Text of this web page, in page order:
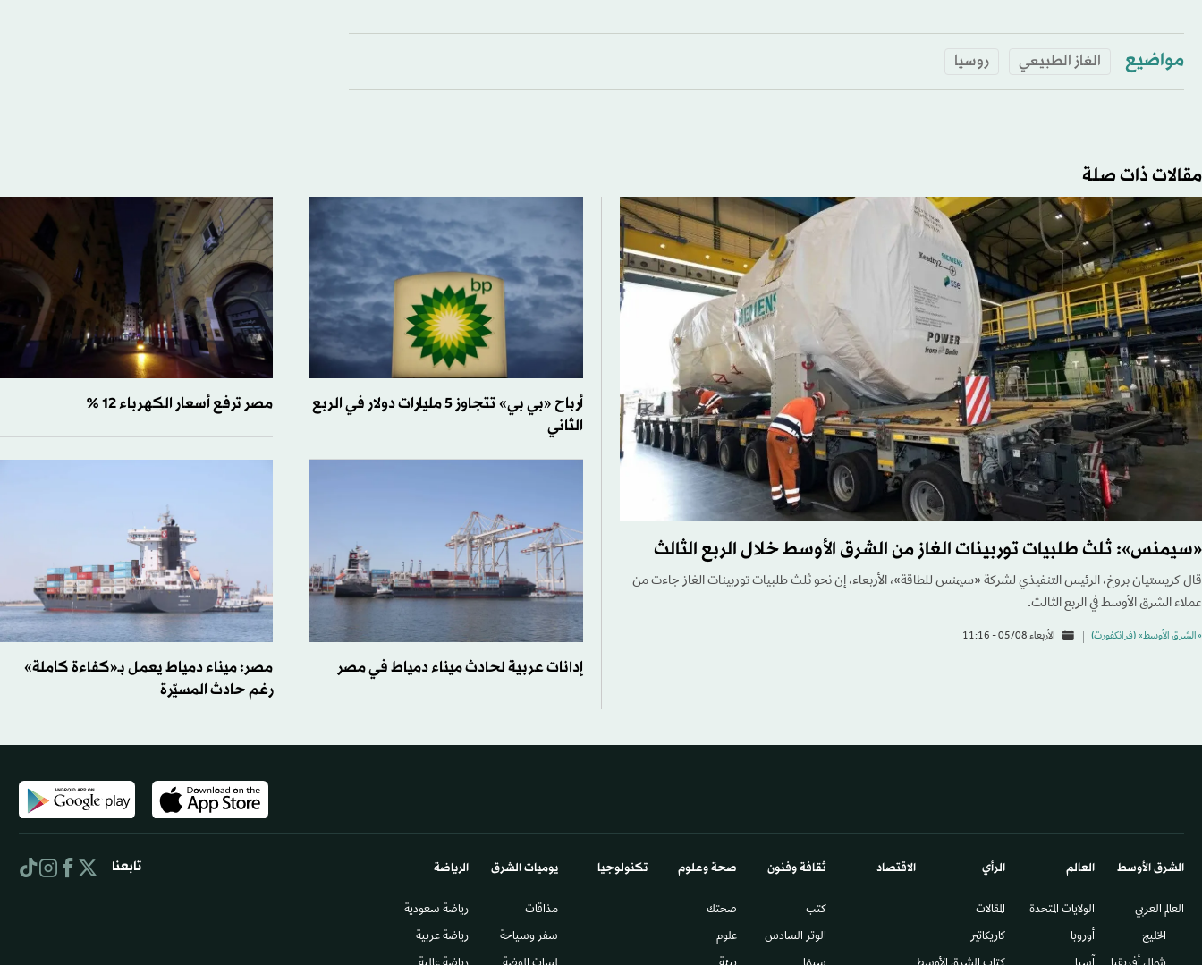
مواضيع الغاز الطبيعي روسيا
مقالات ذات صلة
«سيمنس»: ثلث طلبيات توربينات الغاز من الشرق الأوسط خلال الربع الثالث
قال كريستيان بروخ، الرئيس التنفيذي لشركة «سيمنس للطاقة»، الأربعاء، إن نحو ثلث طلبيات توربينات الغاز جاءت من
عملاء الشرق الأوسط في الربع الثالث.
«الشرق الأوسط» (فرانكفورت) الأربعاء 05/08 - 11:16
أرباح «بي بي» تتجاوز 5 مليارات دولار في الربع
الثاني
مصر ترفع أسعار الكهرباء 12 %
إدانات عربية لحادث ميناء دمياط في مصر
مصر: ميناء دمياط يعمل بـ«كفاءة كاملة»
رغم حادث المسيّرة
الشرق الأوسط​
العالم العربي
الخليج
العالم
الولايات المتحدة
أوروبا
الرأي
المقالات
كاريكاتير
الاقتصاد ثقافة وفنون
كتب
الوتر السادس​
صحة وعلوم
صحتك
علوم
تكنولوجيا يوميات الشرق​
مذاقات
سفر وسياحة
الرياضة
رياضة سعودية
رياضة عربية
تابعنا